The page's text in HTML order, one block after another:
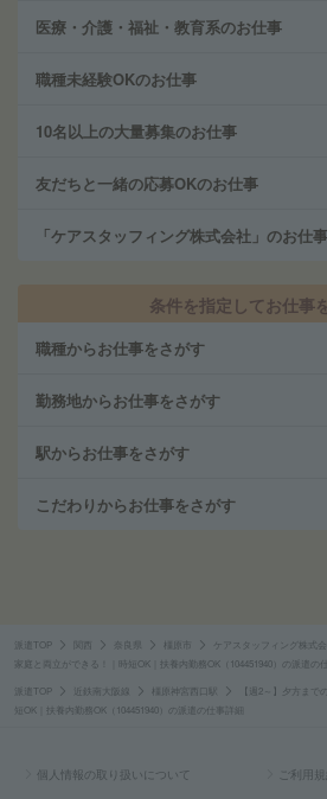
医療・介護・福祉・教育系のお仕事
職種未経験OKのお仕事
10名以上の大量募集のお仕事
友だちと一緒の応募OKのお仕事
「ケアスタッフィング株式会社」のお仕事
条件を指定してお仕事
職種からお仕事をさがす
勤務地からお仕事をさがす
駅からお仕事をさがす
こだわりからお仕事をさがす
派遣TOP 関西 奈良県 橿原市 ケアスタッフィング株式会
家庭と両立ができる！｜時短OK｜扶養内勤務OK（104451940）の派遣の
派遣TOP 近鉄南大阪線 橿原神宮西口駅
【週2～】夕方ま
短OK｜扶養内勤務OK（104451940）の派遣の仕事詳細
個人情報の取り扱いについて ご利用